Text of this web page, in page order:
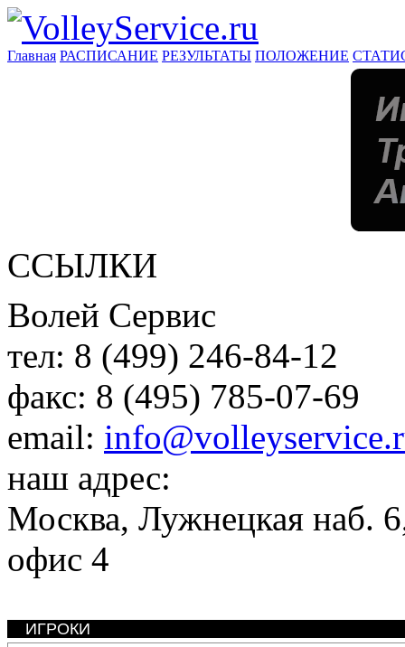
Главная РАСПИСАНИЕ РЕЗУЛЬТАТЫ ПОЛОЖЕНИЕ
ССЫЛКИ
Волей Сервис
тел: 8 (499) 246-84-12
факс: 8 (495) 785-07-69
email:
наш адрес:
Москва, Лужнецкая наб.
офис 4
ИГРОКИ